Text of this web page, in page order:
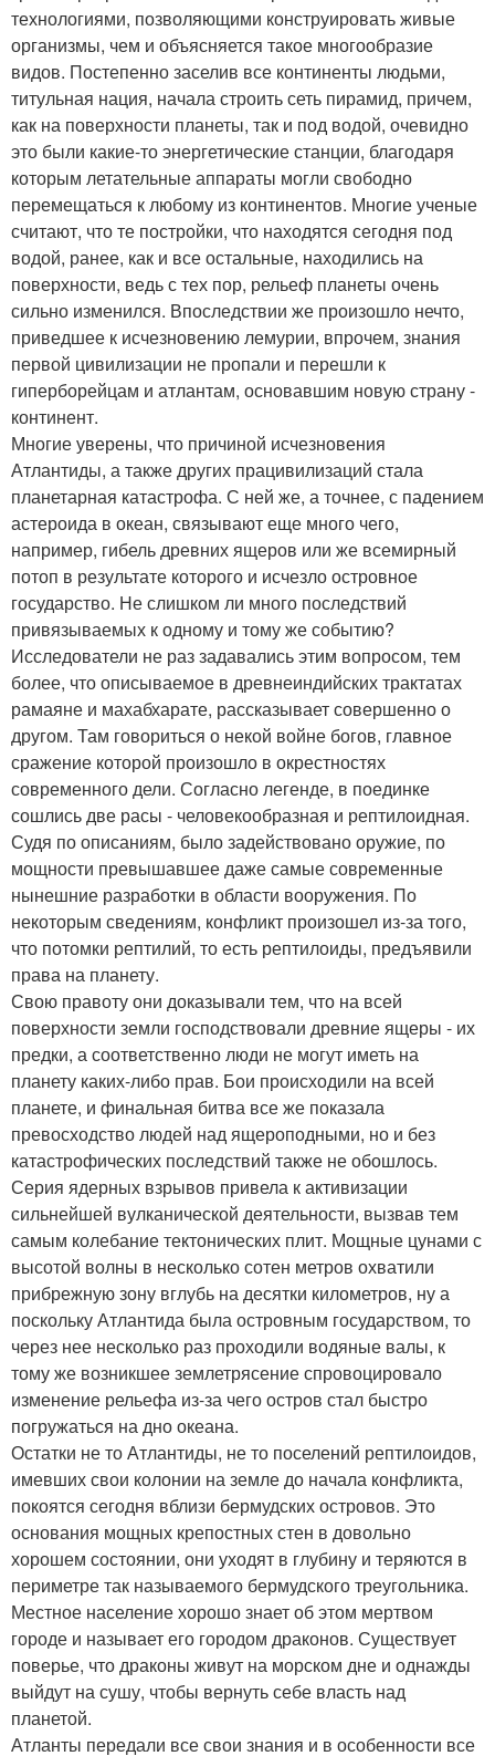
технологиями, позволяющими конструировать живые
организмы, чем и объясняется такое многообразие
видов. Постепенно заселив все континенты людьми,
титульная нация, начала строить сеть пирамид, причем,
как на поверхности планеты, так и под водой, очевидно
это были какие-то энергетические станции, благодаря
которым летательные аппараты могли свободно
перемещаться к любому из континентов. Многие ученые
считают, что те постройки, что находятся сегодня под
водой, ранее, как и все остальные, находились на
поверхности, ведь с тех пор, рельеф планеты очень
сильно изменился. Впоследствии же произошло нечто,
приведшее к исчезновению лемурии, впрочем, знания
первой цивилизации не пропали и перешли к
гиперборейцам и атлантам, основавшим новую страну -
континент.
Многие уверены, что причиной исчезновения
Атлантиды, а также других працивилизаций стала
планетарная катастрофа. С ней же, а точнее, с падением
астероида в океан, связывают еще много чего,
например, гибель древних ящеров или же всемирный
потоп в результате которого и исчезло островное
государство. Не слишком ли много последствий
привязываемых к одному и тому же событию?
Исследователи не раз задавались этим вопросом, тем
более, что описываемое в древнеиндийских трактатах
рамаяне и махабхарате, рассказывает совершенно о
другом. Там говориться о некой войне богов, главное
сражение которой произошло в окрестностях
современного дели. Согласно легенде, в поединке
сошлись две расы - человекообразная и рептилоидная.
Судя по описаниям, было задействовано оружие, по
мощности превышавшее даже самые современные
нынешние разработки в области вооружения. По
некоторым сведениям, конфликт произошел из-за того,
что потомки рептилий, то есть рептилоиды, предъявили
права на планету.
Свою правоту они доказывали тем, что на всей
поверхности земли господствовали древние ящеры - их
предки, а соответственно люди не могут иметь на
планету каких-либо прав. Бои происходили на всей
планете, и финальная битва все же показала
превосходство людей над ящероподными, но и без
катастрофических последствий также не обошлось.
Серия ядерных взрывов привела к активизации
сильнейшей вулканической деятельности, вызвав тем
самым колебание тектонических плит. Мощные цунами с
высотой волны в несколько сотен метров охватили
прибрежную зону вглубь на десятки километров, ну а
поскольку Атлантида была островным государством, то
через нее несколько раз проходили водяные валы, к
тому же возникшее землетрясение спровоцировало
изменение рельефа из-за чего остров стал быстро
погружаться на дно океана.
Остатки не то Атлантиды, не то поселений рептилоидов,
имевших свои колонии на земле до начала конфликта,
покоятся сегодня вблизи бермудских островов. Это
основания мощных крепостных стен в довольно
хорошем состоянии, они уходят в глубину и теряются в
периметре так называемого бермудского треугольника.
Местное население хорошо знает об этом мертвом
городе и называет его городом драконов. Существует
поверье, что драконы живут на морском дне и однажды
выйдут на сушу, чтобы вернуть себе власть над
планетой.
Атланты передали все свои знания и в особенности все